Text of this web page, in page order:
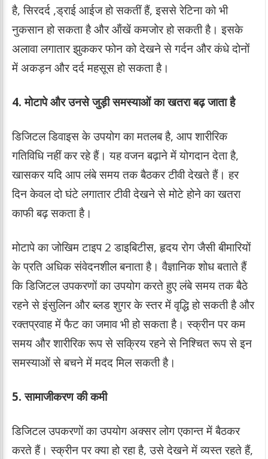
है, सिरदर्द ,ड्राई आईज हो सकतीं हैं, इससे रेटिना को भी
नुकसान हो सकता है और ऑंखें कमजोर हो सकती है। इसके
अलावा लगातार झुककर फोन को देखने से गर्दन और कंधे दोनों
में अकड़न और दर्द महसूस हो सकता है।
4. मोटापे और उनसे जुड़ी समस्याओं का खतरा बढ़ जाता है
डिजिटल डिवाइस के उपयोग का मतलब है, आप शारीरिक
गतिविधि नहीं कर रहे हैं। यह वजन बढ़ाने में योगदान देता है,
खासकर यदि आप लंबे समय तक बैठकर टीवी देखते हैं। हर
दिन केवल दो घंटे लगातार टीवी देखने से मोटे होने का खतरा
काफी बढ़ सकता है।
मोटापे का जोखिम टाइप 2 डाइबिटीस, हृदय रोग जैसी बीमारियों
के प्रति अधिक संवेदनशील बनाता है। वैज्ञानिक शोध बताते हैं
कि डिजिटल उपकरणों का उपयोग करते हुए लंबे समय तक बैठे
रहने से इंसुलिन और ब्लड शुगर के स्तर में वृद्धि हो सकती है और
रक्तप्रवाह में फैट का जमाव भी हो सकता है। स्क्रीन पर कम
समय और शारीरिक रूप से सक्रिय रहने से निश्चित रूप से इन
समस्याओं से बचने में मदद मिल सकती है।
5. सामाजीकरण की कमी
डिजिटल उपकरणों का उपयोग अक्सर लोग एकान्त में बैठकर
करते हैं। स्क्रीन पर क्या हो रहा है, उसे देखने में व्यस्त रहते हैं,